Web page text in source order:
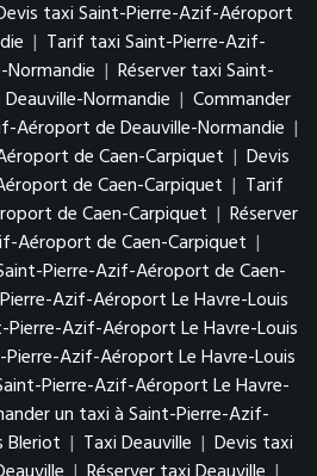
taxi Saint-Pierre-Azif-Aéroport
| Tarif taxi Saint-Pierre-Azif-
| Réserver taxi Saint-
Normandie | Commander
Aéroport de Deauville-Normandie |
de Caen-Carpiquet | Devis
de Caen-Carpiquet | Tarif
de Caen-Carpiquet | Réserver
Aéroport de Caen-Carpiquet |
Pierre-Azif-Aéroport de Caen-
Azif-Aéroport Le Havre-Louis
Pierre-Azif-Aéroport Le Havre-Louis
Azif-Aéroport Le Havre-Louis
Pierre-Azif-Aéroport Le Havre-
un taxi à Saint-Pierre-Azif-
Bleriot | Taxi Deauville | Devis taxi